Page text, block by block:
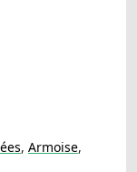
, Armoise,